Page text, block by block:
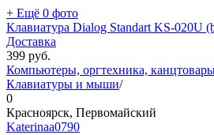
+ Ещё 0 фото
Клавиатура Dialog Standart KS-020U
Доставка
399 руб.
Компьютеры, оргтехника,
Клавиатуры и мыши/
0
Красноярск, Первомайский
Katerinaa0790